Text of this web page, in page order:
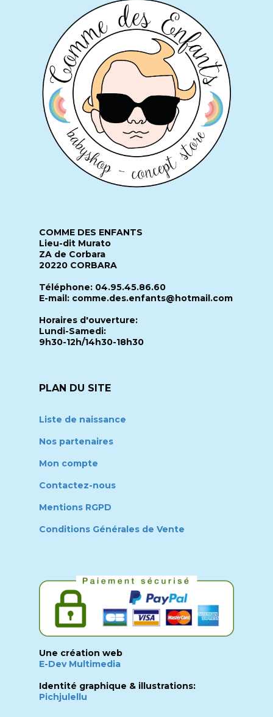
COMME DES ENFANTS
Lieu-dit Murato
ZA de Corbara
20220 CORBARA
Téléphone: 04.95.45.86.60
E-mail: comme.des.enfants@hotmail.com
Horaires d'ouverture:
Lundi-Samedi:
9h30-12h/14h30-18h30
PLAN DU SITE
Liste de naissance
Nos partenaires
Mon compte
Contactez-nous
Mentions RGPD
Conditions Générales de Vente
Une création web
E-Dev Multimedia
Identité graphique & illustrations:
Pichjulellu